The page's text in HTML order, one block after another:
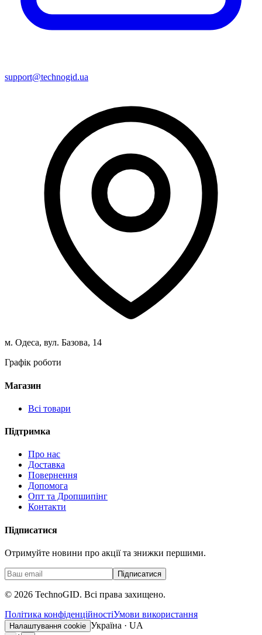
support@technogid.ua
м. Одеса, вул. Базова, 14
Графік роботи
Магазин
Всі товари
Підтримка
Про нас
Доставка
Повернення
Допомога
Опт та Дропшипінг
Контакти
Підписатися
Отримуйте новини про акції та знижки першими.
Підписатися
© 2026 TechnoGID. Всі права захищено.
Політика конфіденційностіУмови використання
Налаштування cookie Україна · UA